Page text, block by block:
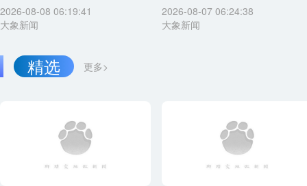
2026-08-08 06:19:41
大象新闻
2026-08-07 06:24:38
大象新闻
更多>
精选